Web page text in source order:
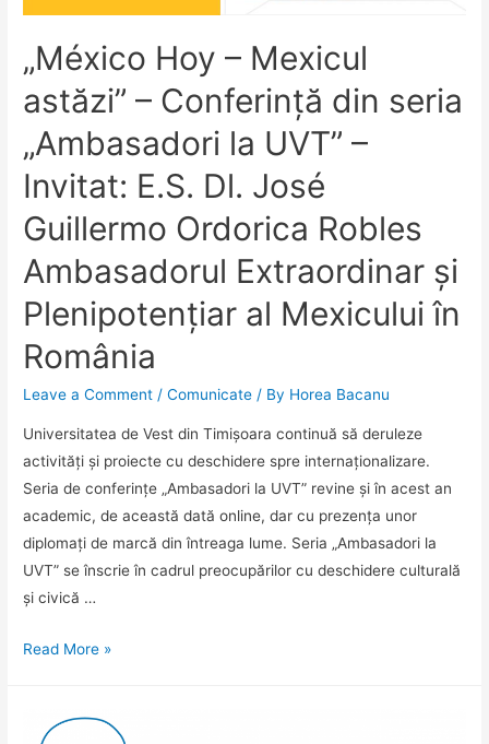
„México Hoy – Mexicul
astăzi” – Conferință din seria
„Ambasadori la UVT” –
Invitat: E.S. Dl. José
Guillermo Ordorica Robles
Ambasadorul Extraordinar și
Plenipotențiar al Mexicului în
România
Leave a Comment /Comunicate / By Horea Bacanu
Universitatea de Vest din Timișoara continuă să deruleze
activități și proiecte cu deschidere spre internaționalizare.
Seria de conferințe „Ambasadori la UVT” revine și în acest an
academic, de această dată online, dar cu prezența unor
diplomați de marcă din întreaga lume. Seria „Ambasadori la
UVT” se înscrie în cadrul preocupărilor cu deschidere culturală
și civică …
„México
Mexicul
Read More »